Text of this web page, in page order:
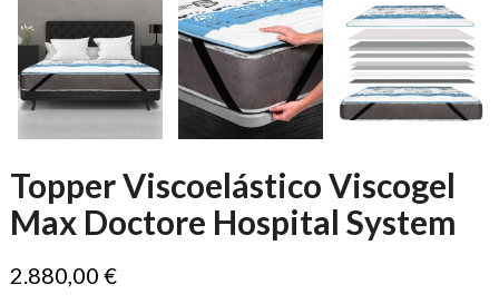
Topper Viscoelástico Viscogel
Max Doctore Hospital System
2.880,00 €